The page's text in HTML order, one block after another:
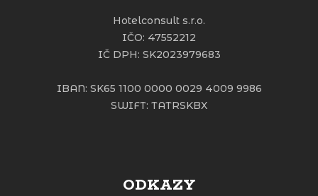
Hotelconsult s.r.o.
IČO: 47552212
IČ DPH: SK2023979683
IBAN: SK65 1100 0000 0029 4009 9986
SWIFT: TATRSKBX
ODKAZY